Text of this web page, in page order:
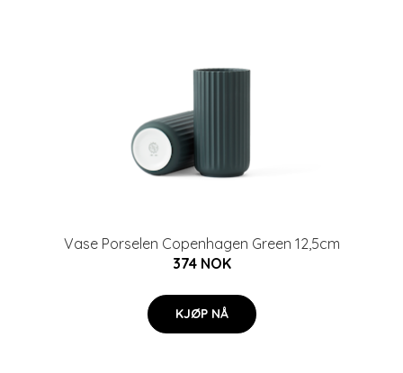
Vase Porselen Copenhagen Green 12,5cm
374 NOK
KJØP NÅ